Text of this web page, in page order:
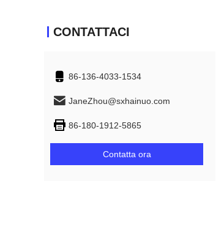
CONTATTACI
86-136-4033-1534
JaneZhou@sxhainuo.com
86-180-1912-5865
Contatta ora